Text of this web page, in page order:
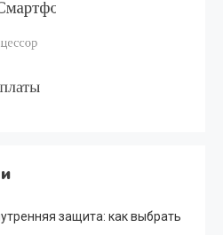
защита: как выбрать